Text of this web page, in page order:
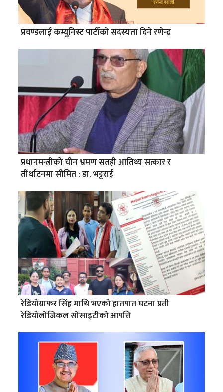
प्रचण्डलाई कम्युनिस्ट पार्टीको सदस्यता दिने रणेन्द्र
प्रधानमन्त्रीको चीन भ्रमण सतही आतिथ्य सत्कार र
तीर्थाटनमा सीमित : डा. भट्टराई
रेडियोग्राफर सिंह माथि भएको हातपात घटना प्रती
रेडियोलोजिकल सोसाइटीको आपत्ति